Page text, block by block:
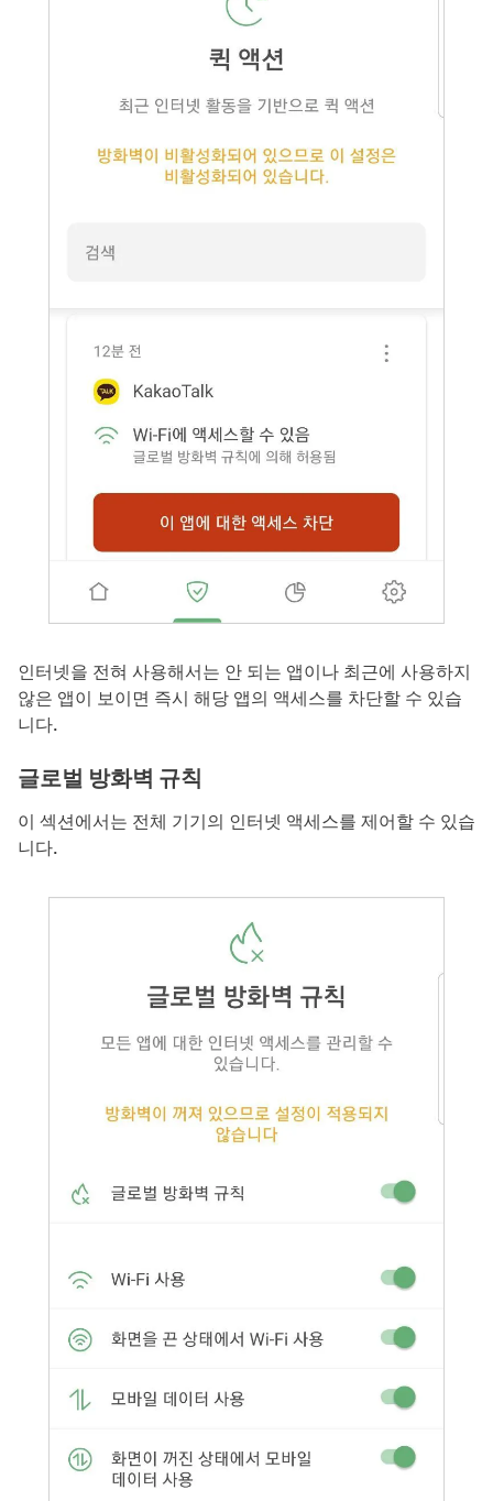
인터넷을 전혀 사용해서는 안 되는 앱이나 최근에 사용하지
않은 앱이 보이면 즉시 해당 앱의 액세스를 차단할 수 있습
니다.
글로벌 방화벽 규칙
이 섹션에서는 전체 기기의 인터넷 액세스를 제어할 수 있습
니다.